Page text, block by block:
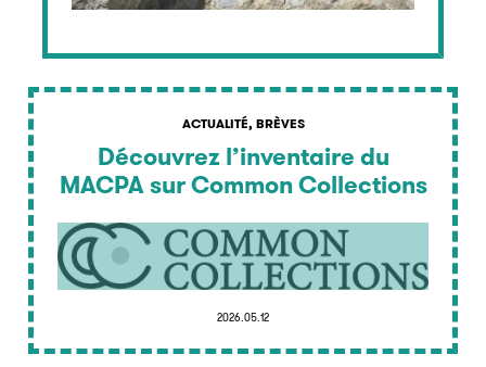
ACTUALITÉ, BRÈVES
Découvrez l’inventaire du
MACPA sur Common Collections
2026.05.12